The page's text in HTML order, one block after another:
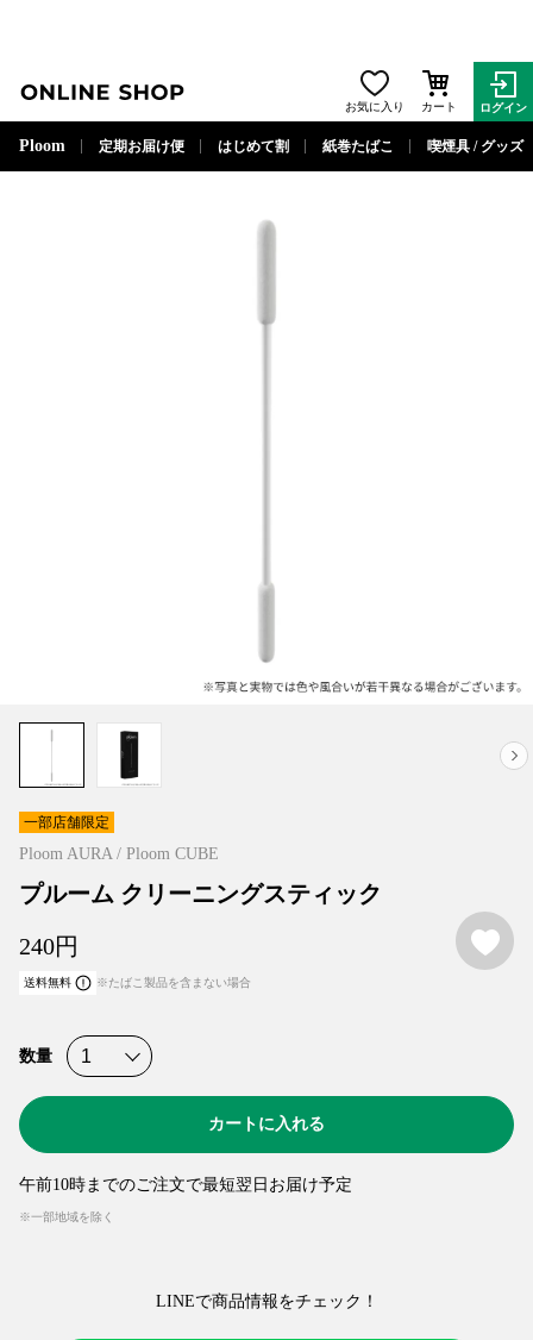
お気に入り カート ログイン
Ploom 定期お届け便 はじめて割 紙巻たばこ 喫煙具 / グッズ
一部店舗限定
Ploom AURA / Ploom CUBE
プルーム クリーニングスティック
240円
送料無料 ※たばこ製品を含まない場合
午前10時までのご注文で最短翌日お届け予定
※一部地域を除く
数量
カートに入れる
LINEで商品情報をチェック！​